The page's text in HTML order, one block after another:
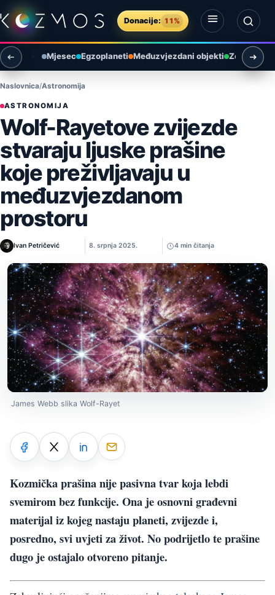
Preskoči na sadržaj
Donacije: 11%
Otvori izbornik
Otvori pretragu
Mjesec Egzoplaneti Međuzvjezdani objekti Zemlja i
Naslovnica Astronomija
ASTRONOMIJA
Wolf-Rayetove zvijezde
stvaraju ljuske prašine
koje preživljavaju u
među­zvjezdanom
prostoru
Ivan Petričević 8. srpnja 2025. 4 min čitanja
James Webb slika Wolf-Rayet
Kozmička prašina nije pasivna tvar koja lebdi
svemirom bez funkcije. Ona je osnovni građevni
materijal iz kojeg nastaju planeti, zvijezde i,
posredno, svi uvjeti za život. No podrijetlo te prašine
dugo je ostajalo otvoreno pitanje.